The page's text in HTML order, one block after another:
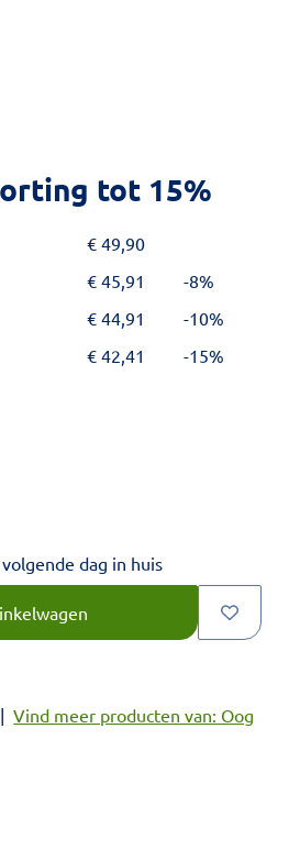
tot 15%
€49,90
€45,91
-8%
€44,91
-10%
€42,41 -15%
dag in huis
|Vind meer producten van: Oog